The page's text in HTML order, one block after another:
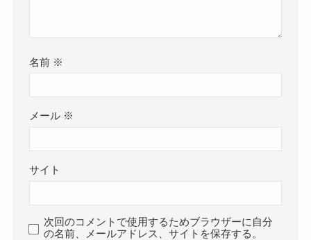
名前 ※
メール ※
サイト
次回のコメントで使用するためブラウザーに自分
の名前、メールアドレス、サイトを保存する。